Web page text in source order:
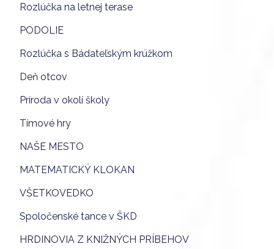
Rozlúčka na letnej terase
PODOLIE
Rozlúčka s Bádateľským krúžkom
Deň otcov
Príroda v okolí školy
Tímové hry
NAŠE MESTO
MATEMATICKÝ KLOKAN
VŠETKOVEDKO
Spoločenské tance v ŠKD
HRDINOVIA Z KNIŽNÝCH PRÍBEHOV